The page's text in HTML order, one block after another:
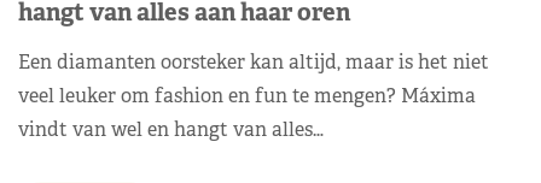
hangt van alles aan haar oren
Een diamanten oorsteker kan altijd, maar is het niet
veel leuker om fashion en fun te mengen? Máxima
vindt van wel en hangt van alles…